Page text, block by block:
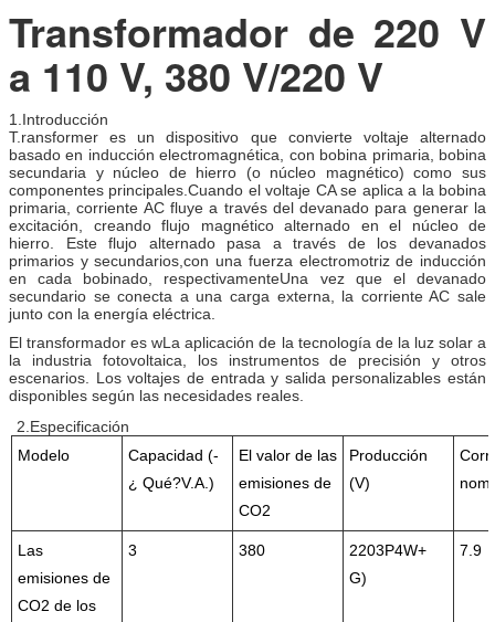
Transformador de 220 V
a 110 V, 380 V/220 V
1. Introducción
T.ransformer es un dispositivo que convierte voltaje alternado
basado en inducción electromagnética, con bobina primaria, bobina
secundaria y núcleo de hierro (o núcleo magnético) como sus
componentes principales.Cuando el voltaje CA se aplica a la bobina
primaria, corriente AC fluye a través del devanado para generar la
excitación, creando flujo magnético alternado en el núcleo de
hierro. Este flujo alternado pasa a través de los devanados
primarios y secundarios,con una fuerza electromotriz de inducción
en cada bobinado, respectivamenteUna vez que el devanado
secundario se conecta a una carga externa, la corriente AC sale
junto con la energía eléctrica.
El transformador es wLa aplicación de la tecnología de la luz solar a
la industria fotovoltaica, los instrumentos de precisión y otros
escenarios.
Los voltajes de entrada y salida personalizables están
disponibles según las necesidades reales.
2. Especificación
Modelo
Capacidad (-
¿ Qué?V.A.)
El valor de las
emisiones de
CO2
Producción
(V)
Las
emisiones de
CO2 de los
3 380 2203P4W+
G)
7.9